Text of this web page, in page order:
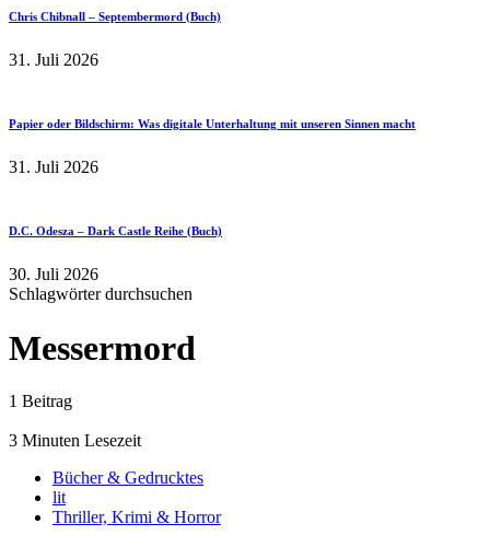
Chris Chibnall – Septembermord (Buch)
31. Juli 2026
Papier oder Bildschirm: Was digitale Unterhaltung mit unseren Sinnen macht
31. Juli 2026
D.C. Odesza – Dark Castle Reihe (Buch)
30. Juli 2026
Schlagwörter durchsuchen
Messermord
1 Beitrag
3 Minuten Lesezeit
Bücher & Gedrucktes
lit
Thriller, Krimi & Horror